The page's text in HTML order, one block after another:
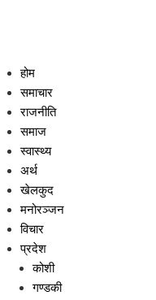
होम
समाचार
राजनीति
समाज
स्वास्थ्य
अर्थ
खेलकुद
मनोरञ्जन
विचार
प्रदेश
कोशी
गण्डकी